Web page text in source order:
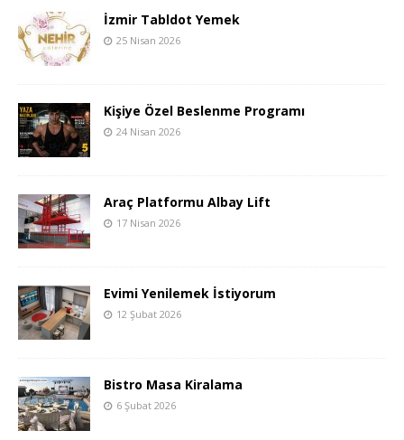
İzmir Tabldot Yemek
25 Nisan 2026
Kişiye Özel Beslenme Programı
24 Nisan 2026
Araç Platformu Albay Lift
17 Nisan 2026
Evimi Yenilemek İstiyorum
12 Şubat 2026
Bistro Masa Kiralama
6 Şubat 2026